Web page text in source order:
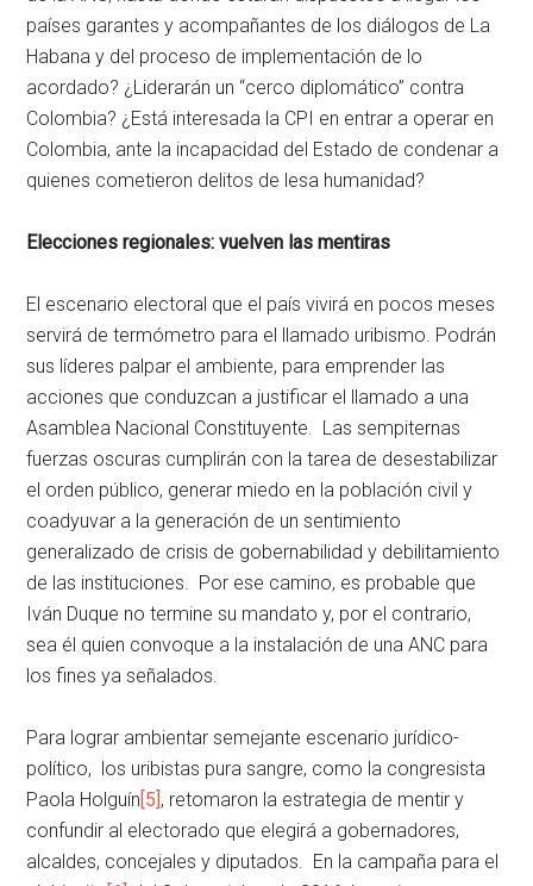
países garantes y acompañantes de los diálogos de La
Habana y del proceso de implementación de lo
acordado? ¿Liderarán un “cerco diplomático” contra
Colombia? ¿Está interesada la CPI en entrar a operar en
Colombia, ante la incapacidad del Estado de condenar a
quienes cometieron delitos de lesa humanidad?
Elecciones regionales: vuelven las mentiras
El escenario electoral que el país vivirá en pocos meses
servirá de termómetro para el llamado uribismo. Podrán
sus líderes palpar el ambiente, para emprender las
acciones que conduzcan a justificar el llamado a una
Asamblea Nacional Constituyente. Las sempiternas
fuerzas oscuras cumplirán con la tarea de desestabilizar
el orden público, generar miedo en la población civil y
coadyuvar a la generación de un sentimiento
generalizado de crisis de gobernabilidad y debilitamiento
de las instituciones. Por ese camino, es probable que
Iván Duque no termine su mandato y, por el contrario,
sea él quien convoque a la instalación de una ANC para
los fines ya señalados.
Para lograr ambientar semejante escenario jurídico-
político, los uribistas pura sangre, como la congresista
Paola Holguín[5], retomaron la estrategia de mentir y
confundir al electorado que elegirá a gobernadores,
alcaldes, concejales y diputados. En la campaña para el